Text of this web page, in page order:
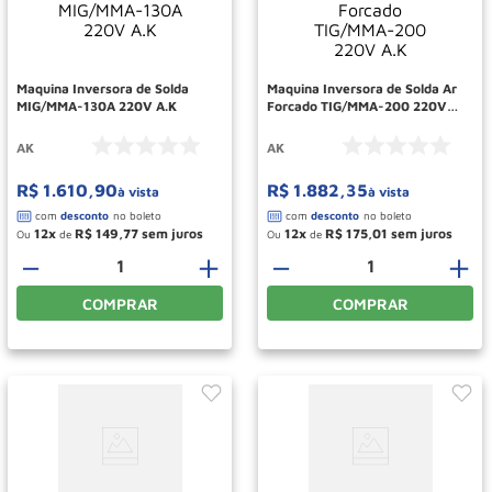
Maquina Inversora de Solda
MIG/MMA-130A 220V A.K
AK
R$ 1.610,90à vista
Ou 12 de R$ 149,77
＋
－
COMPRAR
Maquina Inversora de Solda Ar
Forcado TIG/MMA-200 220V
AK
R$ 1.882,35à vista
Ou 12 de R$ 175,01
＋
－
COMPRAR
Roda